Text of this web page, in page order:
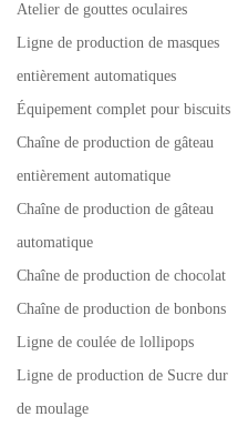
Atelier de gouttes oculaires
Ligne de production de masques
entièrement automatiques
Équipement complet pour biscuits
Chaîne de production de gâteau
entièrement automatique
Chaîne de production de gâteau
automatique
Chaîne de production de chocolat
Chaîne de production de bonbons
Ligne de coulée de lollipops
Ligne de production de Sucre dur
de moulage